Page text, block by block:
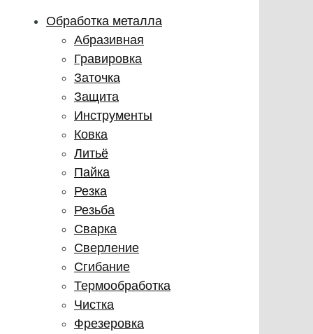
Обработка металла
Абразивная
Гравировка
Заточка
Защита
Инструменты
Ковка
Литьё
Пайка
Резка
Резьба
Сварка
Сверление
Сгибание
Термообработка
Чистка
Фрезеровка